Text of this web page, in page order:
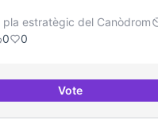
pla estratègic del Canòdrom
0 0
VoteEsdeveniment/